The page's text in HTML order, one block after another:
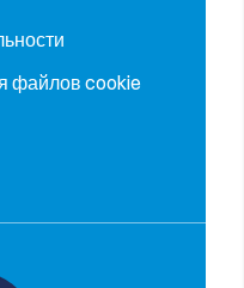
файлов cookie